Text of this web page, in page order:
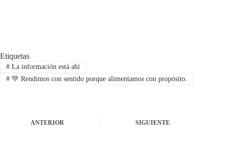
Etiquetas
#La información está ahí
#💚 Rendimos con sentido porque alimentamos con propósito.
ANTERIOR SIGUIENTE